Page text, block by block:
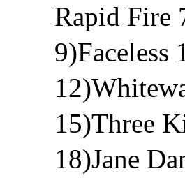
Rapid Fire
9)Faceless
15)Three
18)Jane